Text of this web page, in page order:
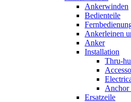
Ankerwinden
Bedienteile
Ankerleinen
Anker
Installation
Thru-
Anchor
Ersatzeile